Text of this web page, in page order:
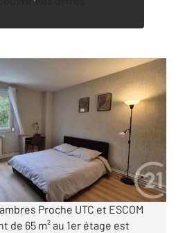
F4 à louer
Proche UTC et ESCOM
de 65 m² au 1er étage est